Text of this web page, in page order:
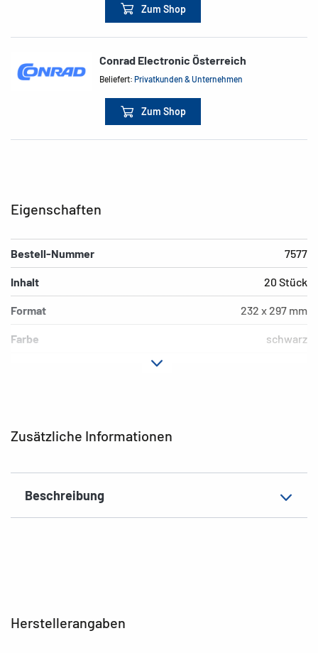
Zum Shop
Conrad Electronic Österreich
Beliefert:Privatkunden & Unternehmen
Zum Shop
Zusätzliche Informationen
Beschreibung
Eigenschaften
Bestell-Nummer 7577
Inhalt 20 Stück
Format 232 x 297 mm
Farbe schwarz
Herstellerangaben